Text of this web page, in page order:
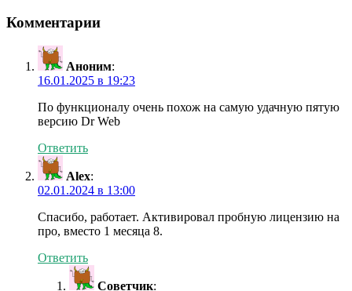
Комментарии
Аноним:
16.01.2025 в 19:23
По функционалу очень похож на самую удачную пятую
версию Dr Web
Ответить
Alex:
02.01.2024 в 13:00
Спасибо, работает. Активировал пробную лицензию на
про, вместо 1 месяца 8.
Ответить
Советчик: